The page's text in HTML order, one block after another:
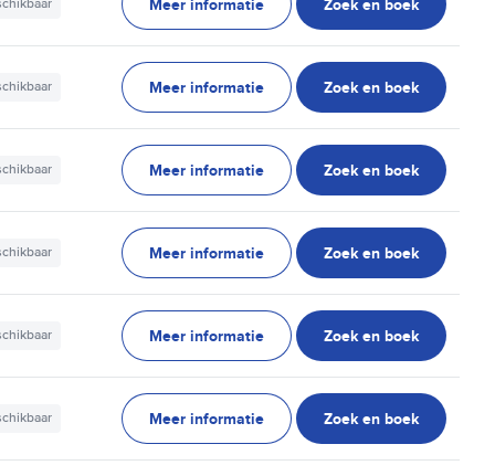
Meer informatie Zoek en boek
Meer informatie Zoek en boek
Meer informatie Zoek en boek
Meer informatie Zoek en boek
Meer informatie Zoek en boek
Meer informatie Zoek en boek